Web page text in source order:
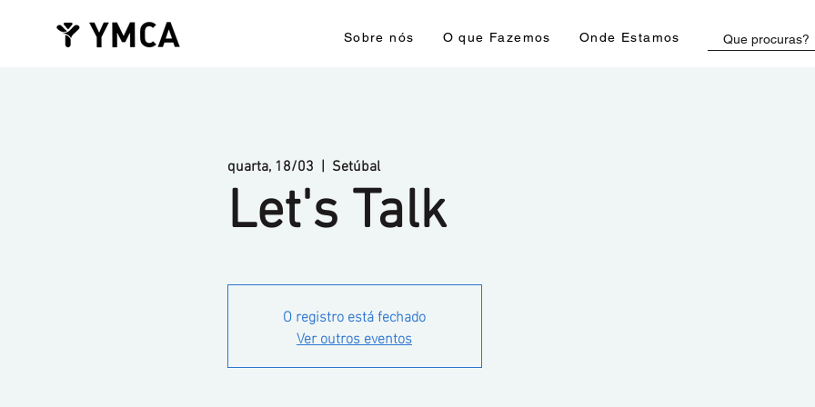
Sobre nós O que Fazemos Onde Estamos
quarta, 18/03
  |
Setúbal
Let's Talk
O registro está fechado
Ver outros eventos